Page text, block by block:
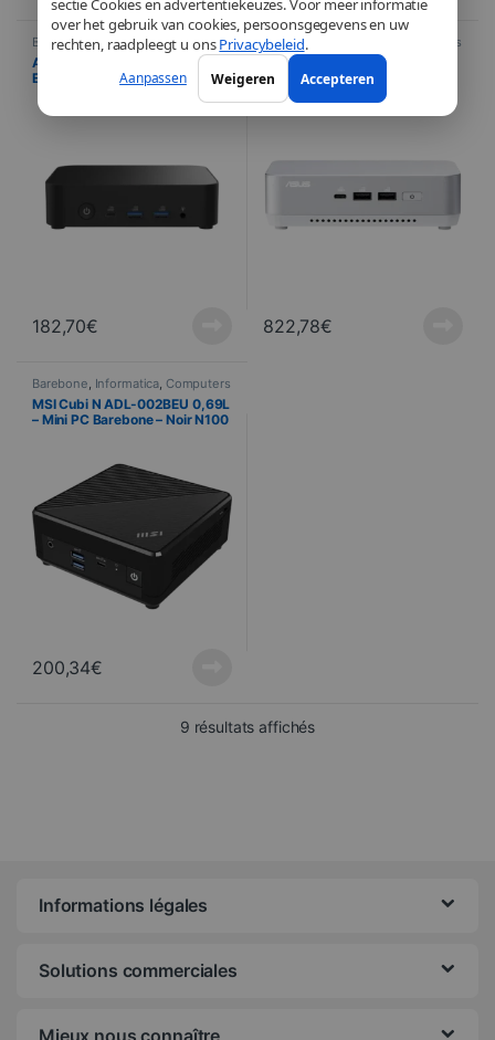
sectie Cookies en advertentiekeuzes. Voor meer informatie
over het gebruik van cookies, persoonsgegevens en uw
rechten, raadpleegt u onsPrivacybeleid.
Aanpassen Weigeren Accepteren
Barebone,Informatica,Computers
Asus Barebone NUC 14
Essential N150 –
N150 (Quad-Core 3.6 GHz)
182,70€
Barebone Computers
Asus Barebone NUC 14 Pro+ –
RNUC14RVSU900000I – Intel®
Core™ Ultra 9 185H Intel Arc
822,78€
Barebone, Informatica, Computers
MSI Cubi N ADL-002BEU 0,69L
– Mini PC Barebone – Noir N100
200,34€
9 résultats affichésTrié du plus récent au
Informations légales
Solutions commerciales
Mieux nous connaître